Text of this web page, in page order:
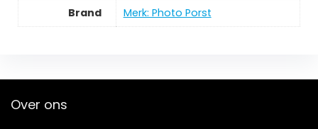
Brand Merk: Photo Porst
Over ons